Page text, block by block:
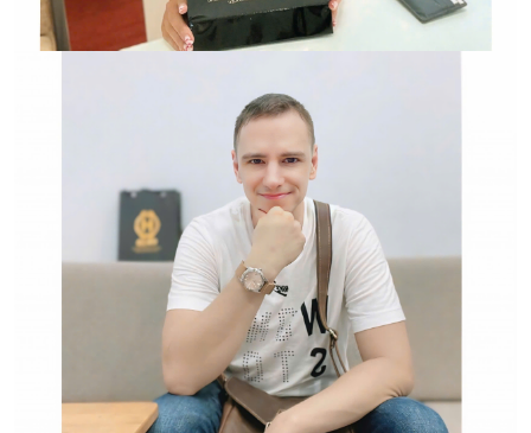
Hwatch Chuyên Nhập khẩu Và Phân Phối Các Loại
Đồng Hồ Chính Hãng